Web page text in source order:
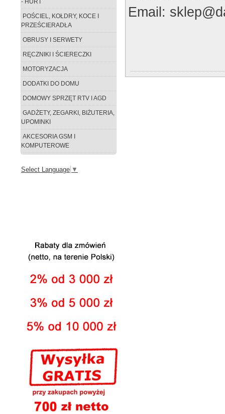
- HURT
POŚCIEL, KOŁDRY, KOCE I
PRZEŚCIERADŁA
OBRUSY I SERWETY
RĘCZNIKI I ŚCIERECZKI
MOTORYZACJA
DODATKI DO DOMU
DOMOWY SPRZĘT RTV I AGD
GADŻETY, ZEGARKI, BIŻUTERIA,
UPOMINKI
AKCESORIA GSM I
KOMPUTEROWE
Select Language ▼
Email: